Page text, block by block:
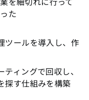
た
ツールを導入し、作
ィングで回収し、
探す仕組みを構築